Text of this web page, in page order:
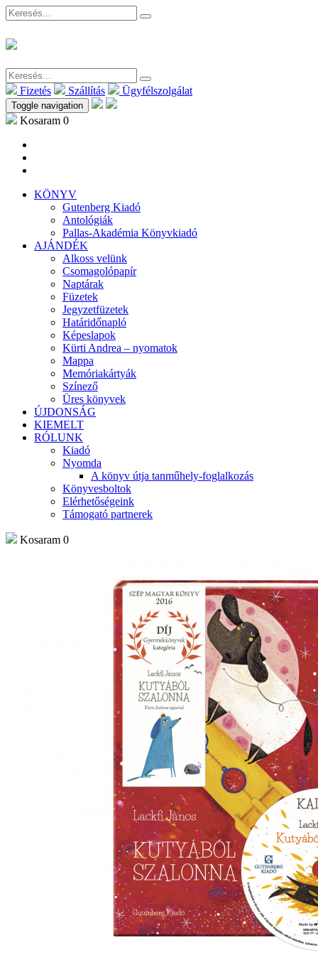
Fizetés Szállítás Ügyfélszolgálat
Toggle navigation
Kosaram 0
KÖNYV
Gutenberg Kiadó
Antológiák
Pallas-Akadémia Könyvkiadó
AJÁNDÉK
Alkoss velünk
Csomagolópapír
Naptárak
Füzetek
Jegyzetfüzetek
Határidőnapló
Képeslapok
Kürti Andrea – nyomatok
Mappa
Memóriakártyák
Színező
Üres könyvek
ÚJDONSÁG
KIEMELT
RÓLUNK
Kiadó
Nyomda
A könyv útja tanműhely-foglalkozás
Könyvesboltok
Elérhetőségeink
Támogató partnerek
Kosaram 0